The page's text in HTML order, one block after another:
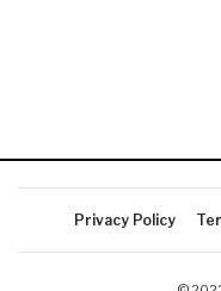
Privacy Policy